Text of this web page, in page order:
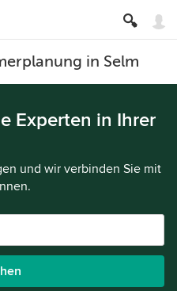
in Selm
Experten in Ihrer
und wir verbinden Sie mit